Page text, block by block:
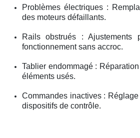
Problèmes électriques :
des moteurs défaillants.
Rails obstrués : Ajustements
fonctionnement sans accroc.
Tablier endommagé :
éléments usés.
Commandes inactives :
dispositifs de contrôle.